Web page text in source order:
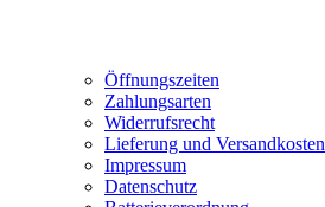
Öffnungszeiten
Zahlungsarten
Widerrufsrecht
Lieferung und Versandkosten
Impressum
Datenschutz